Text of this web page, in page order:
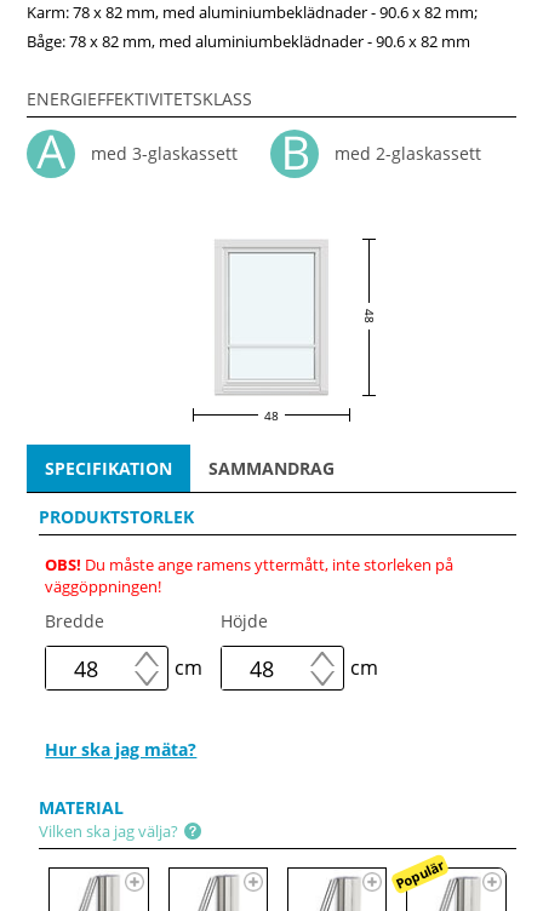
Karm: 78 x 82 mm, med aluminiumbeklädnader - 90.6 x 82 mm;
Båge: 78 x 82 mm, med aluminiumbeklädnader - 90.6 x 82 mm
ENERGIEFFEKTIVITETSKLASS
med 3-glaskassett med 2-glaskassett
48
48
SPECIFIKATION SAMMANDRAG
PRODUKTSTORLEK
OBS! Du måste ange ramens yttermått, inte storleken på
väggöppningen!
Bredde
cm
Höjde
cm
Hur ska jag mäta?
MATERIAL
Vilken ska jag välja?
Populär